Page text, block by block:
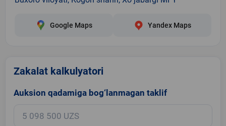
Google Maps Yandex Maps
Zakalat kalkulyatori
Auksion qadamiga bog‘lanmagan taklif